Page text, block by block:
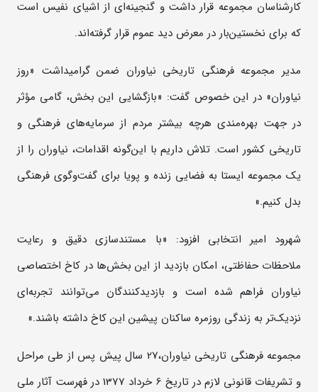
کارشناسان مجموعه قرار داشت و گنجینه‌ای از اشیای نفیس است
که برای نخستین‌بار در معرض دید عموم قرار گرفته‌اند.
مدیر مجموعه فرهنگی تاریخی نیاوران ضمن گرامیداشت «روز
نیاوران» در این خصوص گفت: «بازگشایی این بخش، گامی مؤثر
در جهت بهره‌مندی هرچه بیشتر مردم از سرمایه‌های فرهنگی و
تاریخی کشور است. تلاش داریم با این‌گونه اقدامات، نیاوران را از
یک مجموعه ایستا به فضایی زنده و پویا برای گفت‌وگوی فرهنگی
بدل کنیم.»
شهرود امیر انتخابی افزود: «با مستندسازی دقیق و رعایت
ملاحظات حفاظتی، امکان بازدید از این بخش‌ها در کاخ اختصاصی
نیاوران فراهم شده است و بازدیدکنندگان می‌توانند تجربه‌ای
نزدیک‌تر به زندگی روزمره ساکنان پیشین این کاخ داشته باشند.»
مجموعه فرهنگی تاریخی نیاوران،27 سال پیش پس از طی مراحل
و تشریفات قانونی لازم در تاریخ 6 خرداد 1377 در فهرست آثار ملی